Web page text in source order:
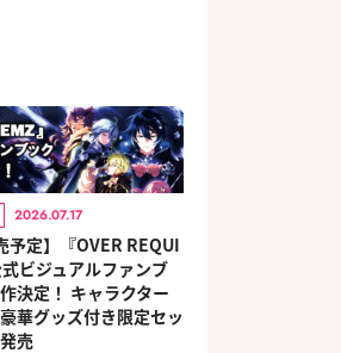
2026.07.17
予定】『OVER REQUI
ビジュアルファンブ
決定！ キャラクター
華グッズ付き限定セッ
売